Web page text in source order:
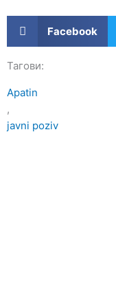
Facebook
Тагови:
Apatin
,
javni poziv